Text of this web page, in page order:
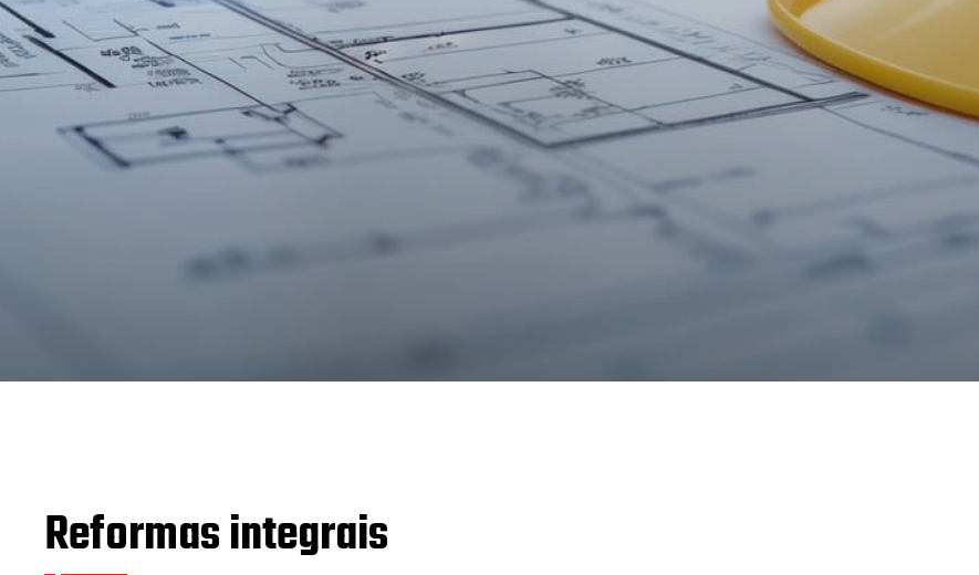
Reformas integrais